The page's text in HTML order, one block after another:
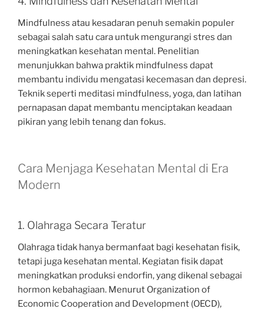
Mindfulness atau kesadaran penuh semakin populer
sebagai salah satu cara untuk mengurangi stres dan
meningkatkan kesehatan mental. Penelitian
menunjukkan bahwa praktik mindfulness dapat
membantu individu mengatasi kecemasan dan depresi.
Teknik seperti meditasi mindfulness, yoga, dan latihan
pernapasan dapat membantu menciptakan keadaan
pikiran yang lebih tenang dan fokus.
Cara Menjaga Kesehatan Mental di Era
Modern
1. Olahraga Secara Teratur
Olahraga tidak hanya bermanfaat bagi kesehatan fisik,
tetapi juga kesehatan mental. Kegiatan fisik dapat
meningkatkan produksi endorfin, yang dikenal sebagai
hormon kebahagiaan. Menurut Organization of
Economic Cooperation and Development (OECD),